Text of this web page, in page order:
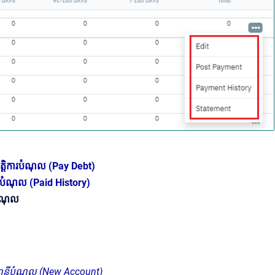
តិការបំណុល (Pay Debt)
ត់បំណុល (Paid History)
ណុល
នីបំណុល (New Account)